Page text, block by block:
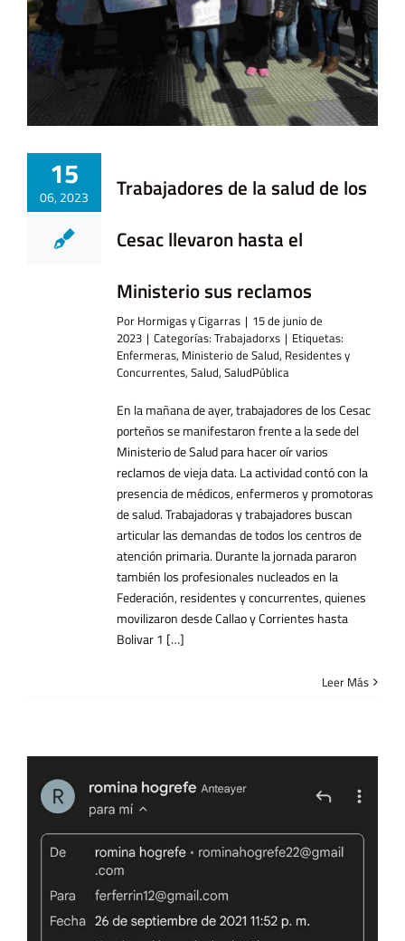
… y Cigarras
15
06, 2023
Trabajadores de la salud de los
Cesac llevaron hasta el
Ministerio sus reclamos
Por Hormigas y Cigarras | 15 de junio de
2023 | Categorías: Trabajadorxs | Etiquetas:
Enfermeras, Ministerio de Salud, Residentes y
Concurrentes, Salud, SaludPública
En la mañana de ayer, trabajadores de los Cesac
porteños se manifestaron frente a la sede del
Ministerio de Salud para hacer oír varios
reclamos de vieja data. La actividad contó con la
presencia de médicos, enfermeros y promotoras
de salud. Trabajadoras y trabajadores buscan
articular las demandas de todos los centros de
atención primaria. Durante la jornada pararon
también los profesionales nucleados en la
Federación, residentes y concurrentes, quienes
movilizaron desde Callao y Corrientes hasta
Bolivar 1 […]
Leer Más